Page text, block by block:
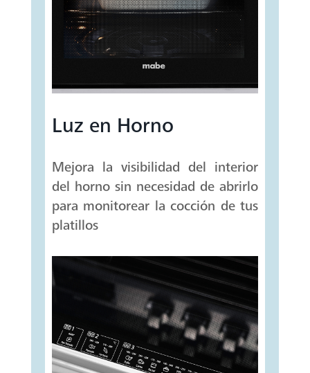
Luz en Horno
Mejora la visibilidad del interior
del horno sin necesidad de abrirlo
para monitorear la cocción de tus
platillos